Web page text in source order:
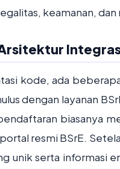
keamanan,
kode, ada
dengan layanan
biasanya
resmi BSrE.
unik serta informasi